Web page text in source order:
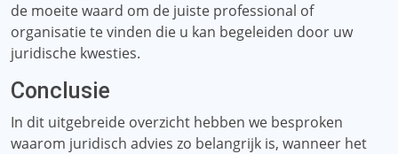
de moeite waard om de juiste professional of
organisatie te vinden die u kan begeleiden door uw
juridische kwesties.
Conclusie
In dit uitgebreide overzicht hebben we besproken
waarom juridisch advies zo belangrijk is, wanneer het